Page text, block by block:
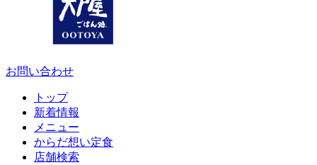
お問い合わせ
トップ
新着情報
メニュー
からだ想い定食
店舗検索